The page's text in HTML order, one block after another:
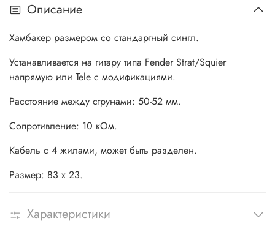
Описание
Хамбакер размером со стандартный сингл.
Устанавливается на гитару типа Fender Strat/Squier
напрямую или Tele с модификациями.
Расстояние между струнами: 50-52 мм.
Сопротивление: 10 кОм.
Кабель с 4 жилами, может быть разделен.
Размер: 83 х 23.
Характеристики